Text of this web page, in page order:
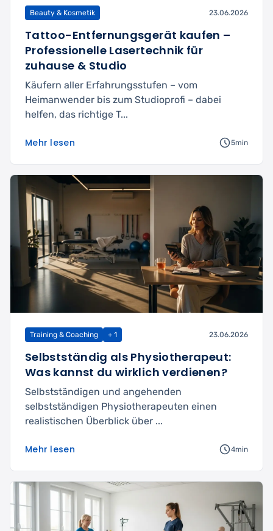
Beauty & Kosmetik 23.06.2026
Tattoo-Entfernungsgerät kaufen –
Professionelle Lasertechnik für
zuhause & Studio
Käufern aller Erfahrungsstufen – vom
Heimanwender bis zum Studioprofi – dabei
helfen, das richtige T...
Mehr lesen 5min
Training & Coaching + 1 23.06.2026
Selbstständig als Physiotherapeut:
Was kannst du wirklich verdienen?
Selbstständigen und angehenden
selbstständigen Physiotherapeuten einen
realistischen Überblick über ...
Mehr lesen 4min